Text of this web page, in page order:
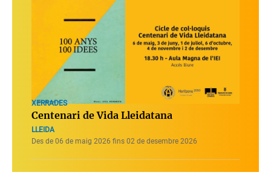
XERRADES
Centenari de Vida Lleidatana
LLEIDA
Des de 06 de maig 2026 fins 02 de desembre 2026